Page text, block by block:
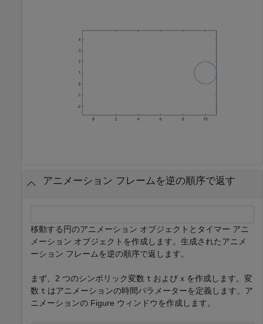
アニメーション フレームを逆の順序で返す
移動する円のアニメーション オブジェクトとタイマー アニ
メーション オブジェクトを作成します。生成されたアニメ
ーション フレームを逆の順序で返します。
まず、2 つのシンボリック変数 t および x を作成します。変
数 t はアニメーションの時間パラメーターを定義します。ア
ニメーションの Figure ウィンドウを作成します。